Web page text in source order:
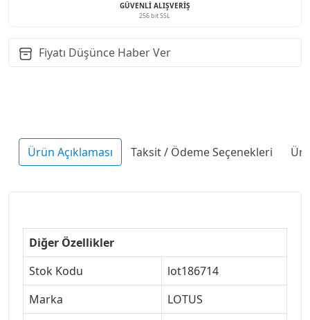
GÜVENLI ALIŞVERIŞ
256 bit SSL
Fiyatı Düşünce Haber Ver
Ürün Açıklaması Taksit / Ödeme Seçenekleri
Diğer Özellikler
Stok Kodu
lot186714
Marka
LOTUS